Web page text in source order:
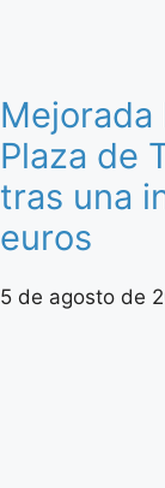
Mejorada
Plaza de
tras una
euros
5 de agosto de